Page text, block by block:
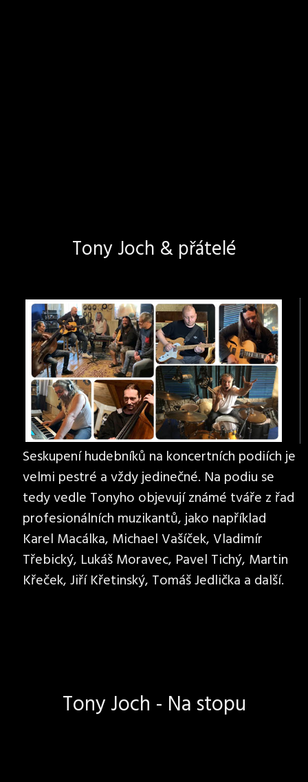
Tony Joch & přátelé
Seskupení hudebníků na koncertních podiích je
velmi pestré a vždy jedinečné. Na podiu se
tedy vedle Tonyho objevují známé tváře z řad
profesionálních muzikantů, jako například
Karel Macálka, Michael Vašíček, Vladimír
Třebický, Lukáš Moravec, Pavel Tichý, Martin
Křeček, Jiří Křetinský, Tomáš Jedlička a další.
Tony Joch - Na stopu